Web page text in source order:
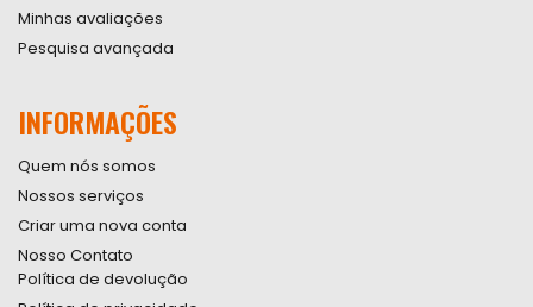
Minhas avaliações
Pesquisa avançada
INFORMAÇÕES
Quem nós somos
Nossos serviços
Criar uma nova conta
Nosso Contato
Política de devolução